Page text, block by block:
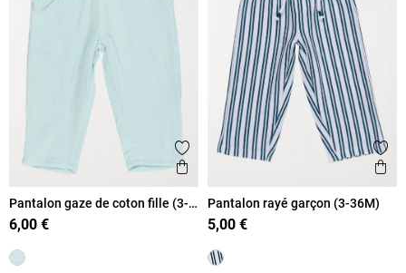
Ajouter aux favoris
Aperçu rapide
Pantalon gaze de coton fille (3-
36M)
6,00 €
Pantalon rayé garçon (3-36M)
5,00 €